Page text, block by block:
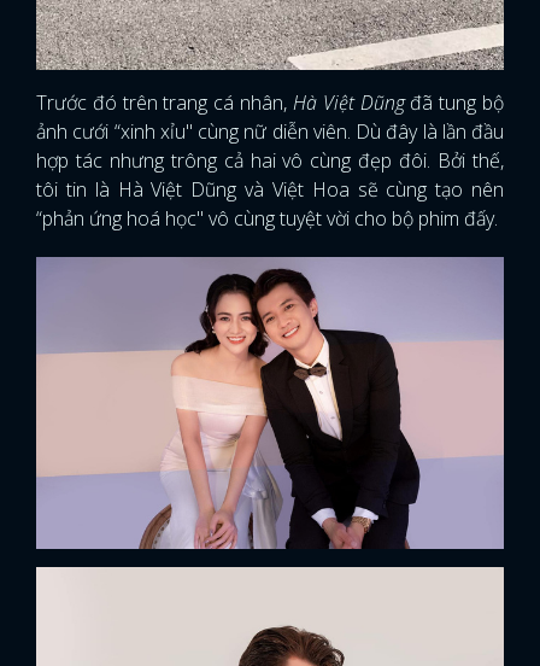
Trước đó trên trang cá nhân, Hà Việt Dũngđã tung bộ
ảnh cưới “xinh xỉu" cùng nữ diễn viên. Dù đây là lần đầu
hợp tác nhưng trông cả hai vô cùng đẹp đôi. Bởi thế,
tôi tin là Hà Việt Dũng và Việt Hoa sẽ cùng tạo nên
“phản ứng hoá học" vô cùng tuyệt vời cho bộ phim đấy.